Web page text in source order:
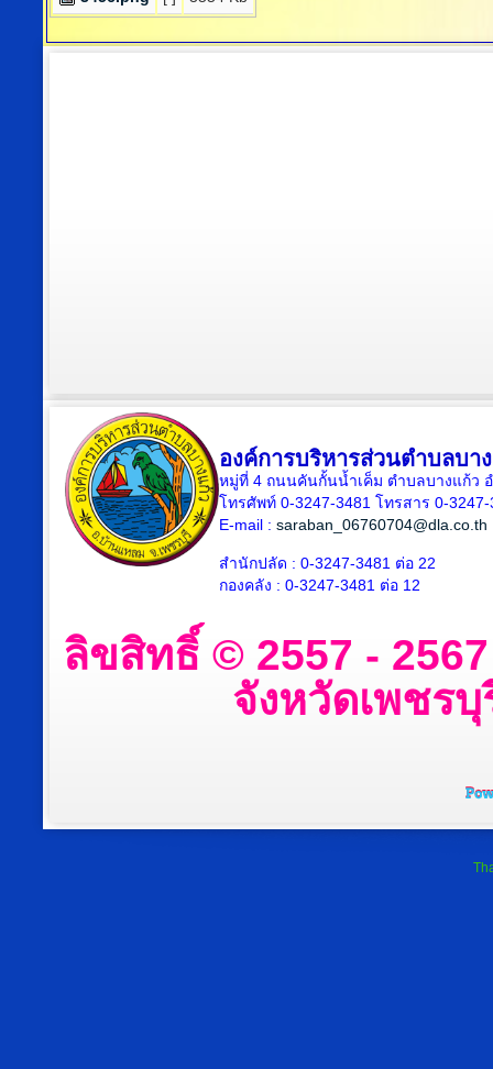
องค์การบริหารส่วนตำบลบา
หมู่ที่ 4 ถนนคันกั้นน้ำเค็ม ตำบลบางแก้ว
โทรศัพท์ 0-3247-3481 โทรสาร 0-3247-
E-mail : saraban_06760704@dla.co.th
สำนักปลัด : 0-3247-3481 ต่อ 22
กองคลัง : 0-3247-3481 ต่อ 12
ลิขสิทธิ์ © 2557 -
จังหวัดเพชร